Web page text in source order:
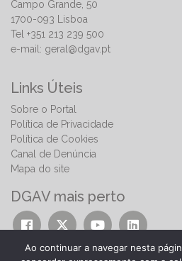
Campo Grande, 50
1700-093 Lisboa
Tel +351 213 239 500
e-mail: geral@dgav.pt
Links Úteis
Sobre o Portal
Política de Privacidade
Política de Cookies
Canal de Denúncia
Mapa do site
DGAV mais perto
Ao continuar a navegar nesta